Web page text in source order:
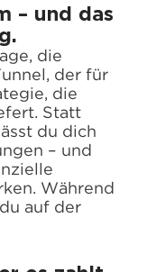
– und das
die
der für
die
Statt
du dich
– und
Während
auf der